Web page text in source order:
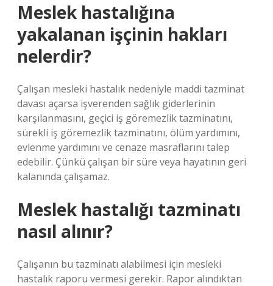
Meslek hastalığına
yakalanan işçinin hakları
nelerdir?
Çalışan mesleki hastalık nedeniyle maddi tazminat
davası açarsa işverenden sağlık giderlerinin
karşılanmasını, geçici iş göremezlik tazminatını,
sürekli iş göremezlik tazminatını, ölüm yardımını,
evlenme yardımını ve cenaze masraflarını talep
edebilir. Çünkü çalışan bir süre veya hayatının geri
kalanında çalışamaz.
Meslek hastalığı tazminatı
nasıl alınır?
Çalışanın bu tazminatı alabilmesi için mesleki
hastalık raporu vermesi gerekir. Rapor alındıktan